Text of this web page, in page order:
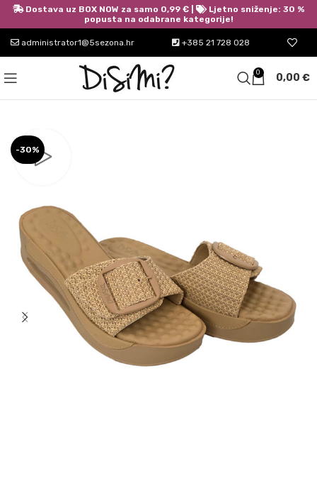
administrator1@5sezona.hr +385 21 728 028
0 0,00 €
-30%
Dostava uz BOX NOW za samo 0,99 € |
Ljetno sniženje: 30 %
popusta na odabrane kategorije!